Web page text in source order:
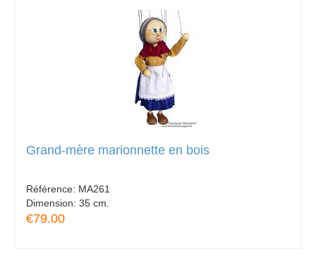
Grand-mère marionnette en bois
Référence: MA261
Dimension: 35 cm.
€79.00